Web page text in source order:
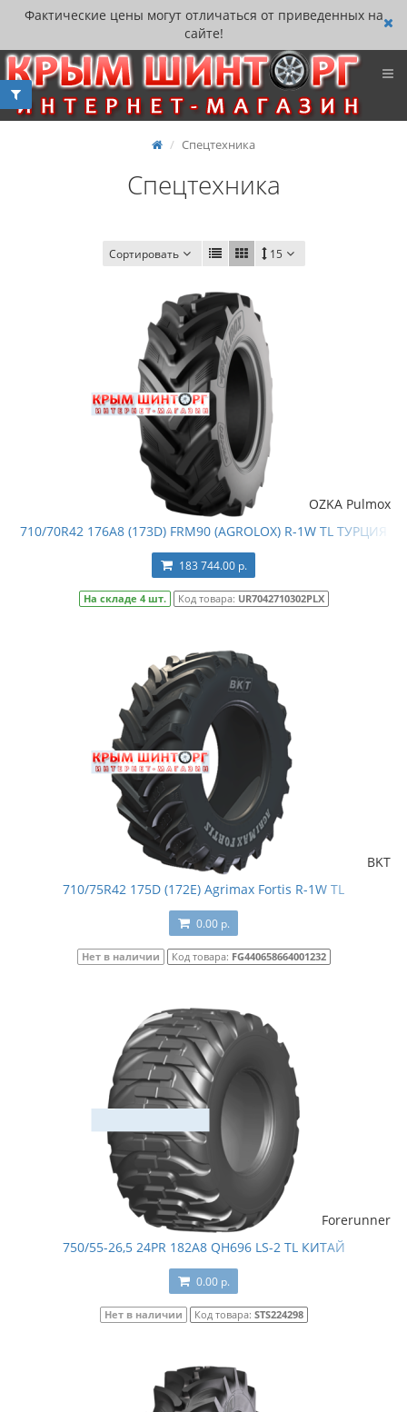
Фактические цены могут отличаться от приведенных на
сайте!
Спецтехника
Спецтехника
Сортировать 15
OZKA Pulmox
710/70R42 176A8 (173D) FRM90 (AGROLOX) R-1W TL ТУРЦИЯ
183 744.00 р.
На складе 4 шт. Код товара: UR7042710302PLX
BKT
710/75R42 175D (172E) Agrimax Fortis R-1W TL
0.00 р.
Нет в наличии Код товара: FG440658664001232
Forerunner
750/55-26,5 24PR 182A8 QH696 LS-2 TL КИТАЙ
0.00 р.
Нет в наличии Код товара: STS224298